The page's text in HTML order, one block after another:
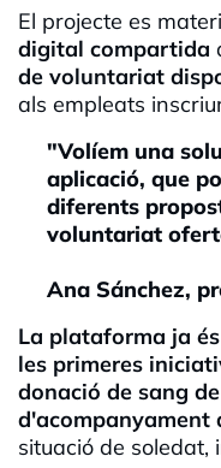
El projecte es
digital compartida
de voluntariat
als empleats
"Volíem una
aplicació, que
diferents
voluntariat
Ana Sánchez,
La plataforma ja
les primeres
donació de sang
d'acompanyament
situació de soledat,